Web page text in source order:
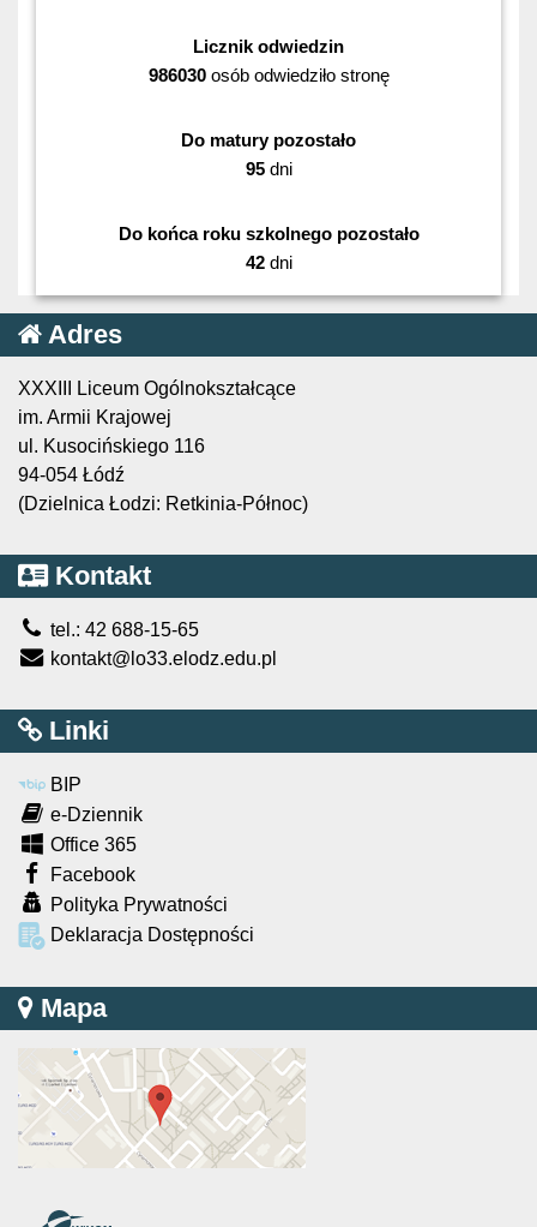
Licznik odwiedzin
986030osób odwiedziło stronę
Do matury pozostało
95dni
Do końca roku szkolnego pozostało
42dni
Adres
XXXIII Liceum Ogólnokształcące
im. Armii Krajowej
ul. Kusocińskiego 116
94-054 Łódź
(Dzielnica Łodzi: Retkinia-Północ)
Kontakt
tel.: 42 688-15-65
kontakt@lo33.elodz.edu.pl
Linki
BIP
e-Dziennik
Office 365
Facebook
Polityka Prywatności
Deklaracja Dostępności
Mapa